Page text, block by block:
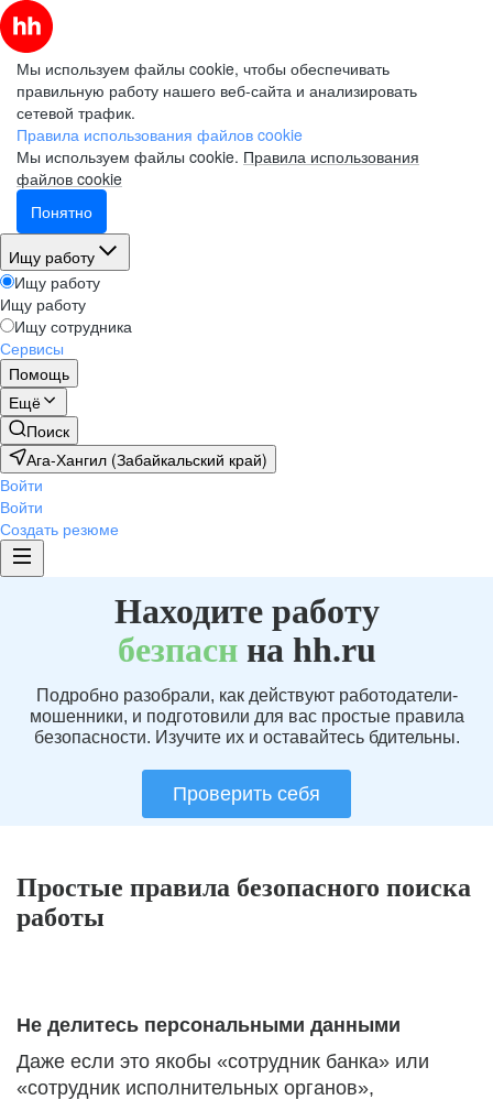
Мы используем файлы cookie, чтобы обеспечивать
правильную работу нашего веб-сайта и анализировать
сетевой трафик.
Правила использования файлов cookie
Мы используем файлы cookie. Правила использования
файлов cookie
Понятно
Ищу работу
Ищу работу
Ищу работу
Ищу сотрудника
Сервисы
Помощь
Ещё
Поиск
Ага-Хангил (Забайкальский край)
Войти
Войти
Создать резюме
Находите работу
безпаснна hh.ru
Подробно разобрали, как действуют работодатели-
мошенники, и подготовили для вас простые правила
безопасности. Изучите их и оставайтесь бдительны.
Проверить себя
Простые правила безопасного поиска
работы
Не делитесь персональными данными
Даже если это якобы «сотрудник банка» или
«сотрудник исполнительных органов»,